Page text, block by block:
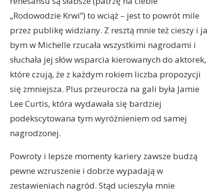
„Rodowodzie Krwi”) to wciąż – jest to powrót mile
przez publikę widziany. Z resztą mnie też cieszy i ja
bym w Michelle rzucała wszystkimi nagrodami i
słuchała jej słów wsparcia kierowanych do aktorek,
które czują, że z każdym rokiem liczba propozycji
się zmniejsza. Plus przeurocza na gali była Jamie
Lee Curtis, która wydawała się bardziej
podekscytowana tym wyróżnieniem od samej
nagrodzonej.
Powroty i lepsze momenty kariery zawsze budzą
pewne wzruszenie i dobrze wypadają w
zestawieniach nagród. Stąd ucieszyła mnie